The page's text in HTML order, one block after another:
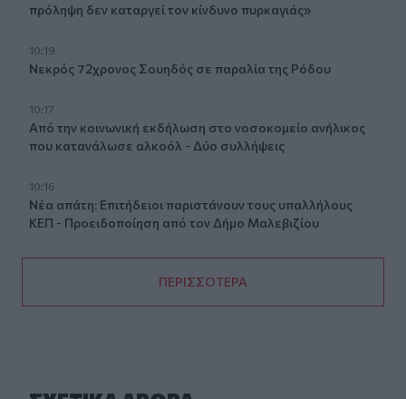
πρόληψη δεν καταργεί τον κίνδυνο πυρκαγιάς»
10:19
Νεκρός 72χρονος Σουηδός σε παραλία της Ρόδου
10:17
Από την κοινωνική εκδήλωση στο νοσοκομείο ανήλικος
που κατανάλωσε αλκοόλ - Δύο συλλήψεις
10:16
Νέα απάτη: Επιτήδειοι παριστάνουν τους υπαλλήλους
ΚΕΠ - Προειδοποίηση από τον Δήμο Μαλεβιζίου
ΠΕΡΙΣΣΟΤΕΡΑ